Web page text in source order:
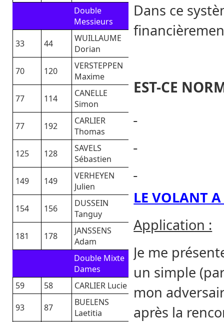
Dans ce
EST-CE
LE VOLANT
Application :
Je me
un simple
mon
après la
Double
Messieurs
33
44
WUILLAUME
Dorian
70
120
VERSTEPPEN
Maxime
77
114
CANELLE
Simon
77
192
CARLIER
Thomas
125
128
SAVELS
Sébastien
149
149
VERHEYEN
Julien
154
156
DUSSEIN
Tanguy
181
178
JANSSENS
Adam
Double Mixte
Dames
59
58
CARLIER Lucie
93
87
BUELENS
Laetitia